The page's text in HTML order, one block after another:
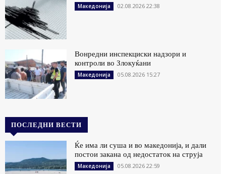
Македонија 02.08.2026 22:38
Вонредни инспекциски надзори и
контроли во Злокуќани
Македонија 05.08.2026 15:27
ПОСЛЕДНИ ВЕСТИ
Ќе има ли суша и во македонија, и дали
постои закана од недостаток на струја
Македонија 05.08.2026 22:59